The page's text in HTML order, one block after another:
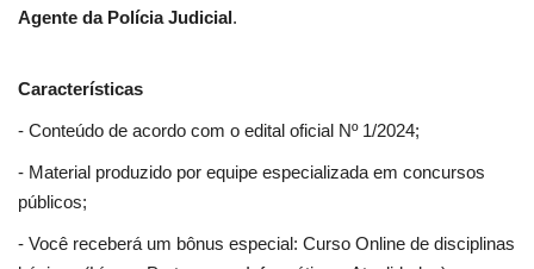
Agente da Polícia Judicial.
Características
- Conteúdo de acordo com o edital oficial Nº 1/2024;
- Material produzido por equipe especializada em concursos
públicos;
- Você receberá um bônus especial: Curso Online de disciplinas